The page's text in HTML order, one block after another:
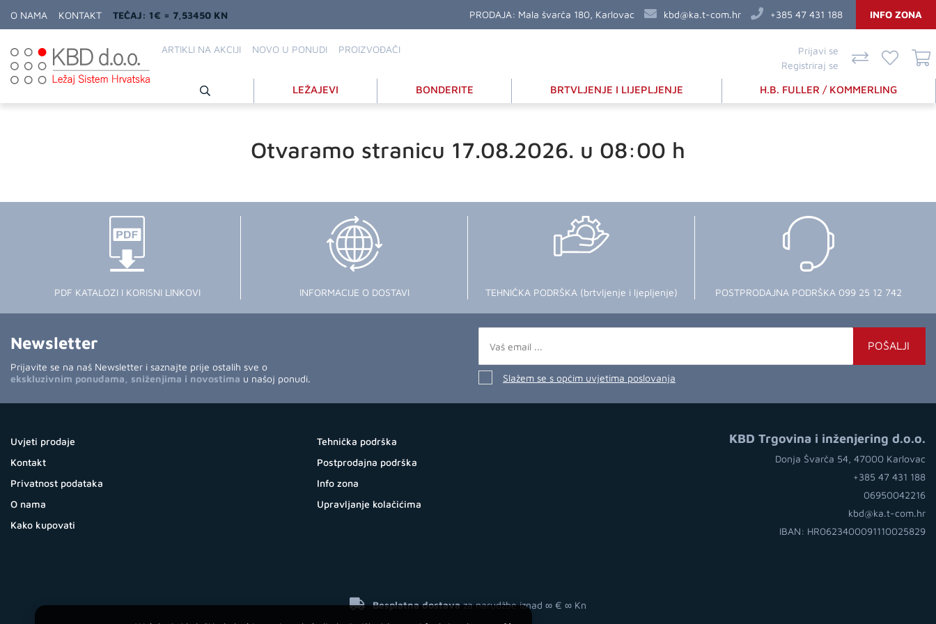
O NAMA KONTAKT TEČAJ: 1€ = 7,53450 KN PRODAJA: Mala švarča 180, Karlovac kbd@ka.t-com.hr +385 47 431 188 INFO ZONA
ARTIKLI NA AKCIJI NOVO U PONUDI PROIZVOĐAČI
Prijavi se
Registriraj se
LEŽAJEVI BONDERITE BRTVLJENJE I LIJEPLJENJE H.B. FULLER / KOMMERLING
Otvaramo stranicu 17.08.2026. u 08:00 h
PDF KATALOZI I KORISNI LINKOVI INFORMACIJE O DOSTAVI TEHNIČKA PODRŠKA (brtvljenje i ljepljenje) POSTPRODAJNA PODRŠKA 099 25 12 742
Newsletter
Prijavite se na naš Newsletter i saznajte prije ostalih sve o
ekskluzivnim ponudama, sniženjima i novostima u našoj ponudi.
POŠALJI
Slažem se s općim uvjetima poslovanja
Uvjeti prodaje
Kontakt
Privatnost podataka
O nama
Kako kupovati
Tehnička podrška
Postprodajna podrška
Info zona
Upravljanje kolačićima
KBD Trgovina i inženjering d.o.o.
Donja Švarča 54, 47000 Karlovac
+385 47 431 188
06950042216
kbd@ka.t-com.hr
IBAN: HR0623400091110025829
Besplatna dostavaza narudžbe iznad ∞ € ∞ Kn